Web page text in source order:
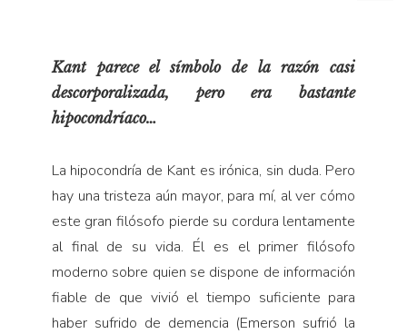
Kant parece el símbolo de la razón casi
descorporalizada, pero era bastante
hipocondríaco…
La hipocondría de Kant es irónica, sin duda. Pero
hay una tristeza aún mayor, para mí, al ver cómo
este gran filósofo pierde su cordura lentamente
al final de su vida. Él es el primer filósofo
moderno sobre quien se dispone de información
fiable de que vivió el tiempo suficiente para
haber sufrido de demencia (Emerson sufrió la